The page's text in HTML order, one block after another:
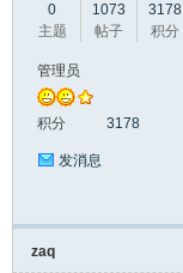
0
主题
1073
帖子
3178
积分
管理员
积分 3178
发消息
zaq